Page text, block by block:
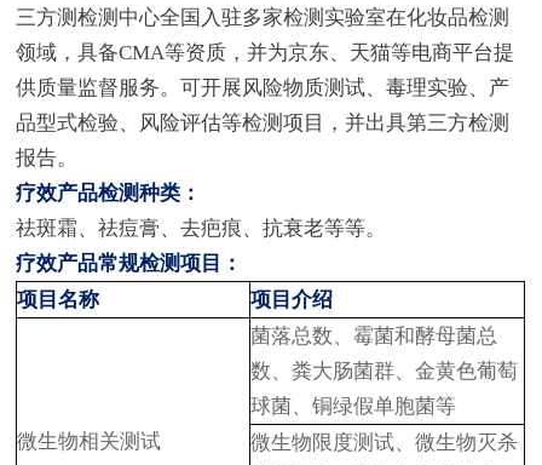
三方测检测中心全国入驻多家检测实验室在化妆品检测
领域，具备CMA等资质，并为京东、天猫等电商平台提
供质量监督服务。可开展风险物质测试、毒理实验、产
品型式检验、风险评估等检测项目，并出具第三方检测
报告。
疗效产品检测种类：
祛斑霜、祛痘膏、去疤痕、抗衰老等等。
疗效产品常规检测项目：
项目名称
项目介绍
微生物相关测试
菌落总数、霉菌和酵母菌总
数、粪大肠菌群、金黄色葡萄
球菌、铜绿假单胞菌等
微生物限度测试、微生物灭杀